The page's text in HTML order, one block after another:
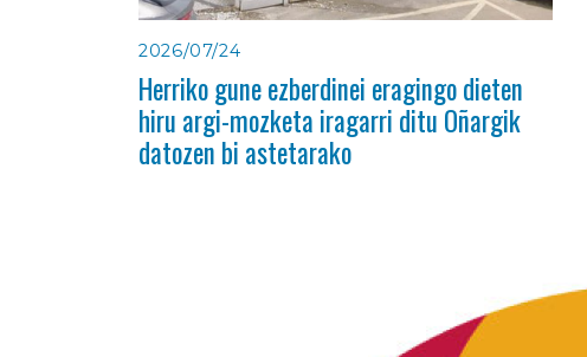
2026/07/24
Herriko gune ezberdinei eragingo dieten
hiru argi-mozketa iragarri ditu Oñargik
datozen bi astetarako